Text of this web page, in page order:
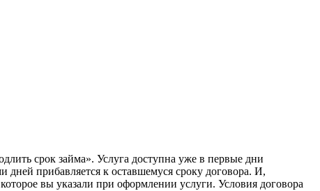
срок займа». Услуга доступна уже в первые дни
прибавляется к оставшемуся сроку договора. И,
вы указали при оформлении услуги. Условия договора